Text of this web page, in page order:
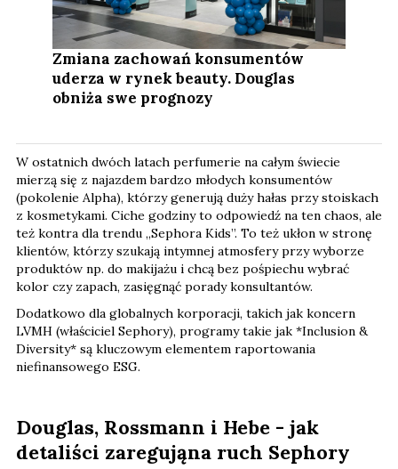
Zmiana zachowań konsumentów
uderza w rynek beauty. Douglas
obniża swe prognozy
W ostatnich dwóch latach perfumerie na całym świecie
mierzą się z najazdem bardzo młodych konsumentów
(pokolenie Alpha), którzy generują duży hałas przy stoiskach
z kosmetykami. Ciche godziny to odpowiedź na ten chaos, ale
też kontra dla trendu „Sephora Kids”. To też ukłon w stronę
klientów, którzy szukają intymnej atmosfery przy wyborze
produktów np. do makijażu i chcą bez pośpiechu wybrać
kolor czy zapach, zasięgnąć porady konsultantów.
Dodatkowo dla globalnych korporacji, takich jak koncern
LVMH (właściciel Sephory), programy takie jak *Inclusion &
Diversity* są kluczowym elementem raportowania
niefinansowego ESG.
Douglas, Rossmann i Hebe - jak
detaliści zaregująna ruch Sephory